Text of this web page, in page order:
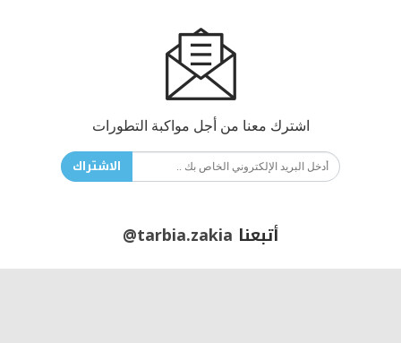
اشترك معنا من أجل مواكبة التطورات
الاشتراك
أتبعنا @tarbia.zakia